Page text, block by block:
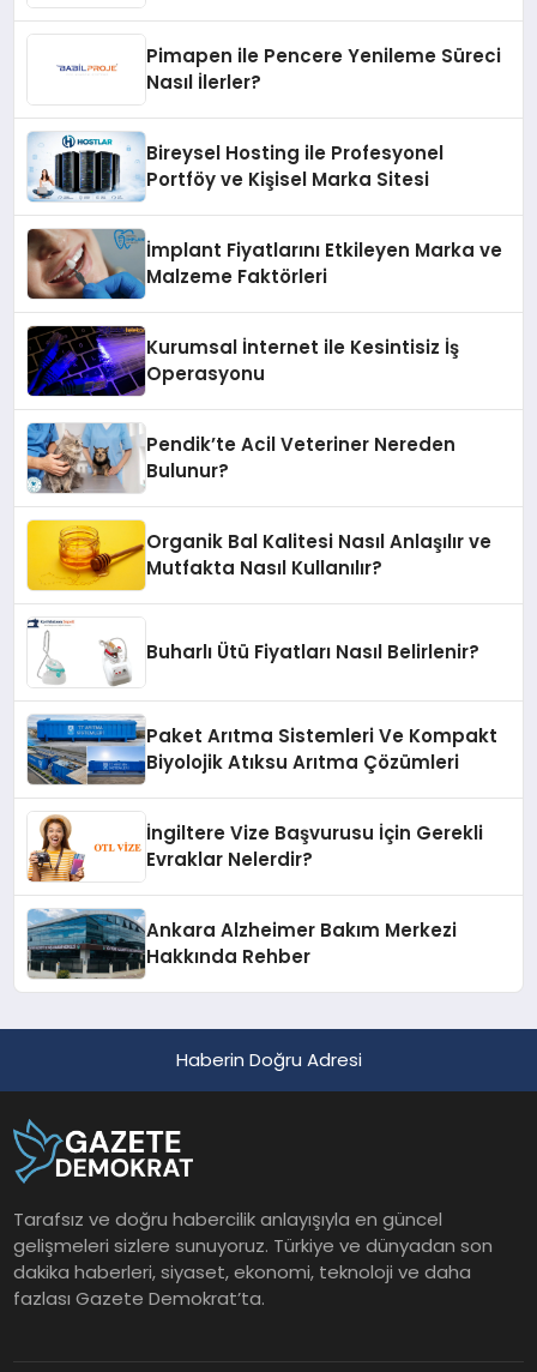
Pimapen ile Pencere Yenileme Süreci
Nasıl İlerler?
Bireysel Hosting ile Profesyonel
Portföy ve Kişisel Marka Sitesi
İmplant Fiyatlarını Etkileyen Marka ve
Malzeme Faktörleri
Kurumsal İnternet ile Kesintisiz İş
Operasyonu
Pendik’te Acil Veteriner Nereden
Bulunur?
Organik Bal Kalitesi Nasıl Anlaşılır ve
Mutfakta Nasıl Kullanılır?
Buharlı Ütü Fiyatları Nasıl Belirlenir?
Paket Arıtma Sistemleri Ve Kompakt
Biyolojik Atıksu Arıtma Çözümleri
İngiltere Vize Başvurusu İçin Gerekli
Evraklar Nelerdir?
Ankara Alzheimer Bakım Merkezi
Hakkında Rehber
Haberin Doğru Adresi
Tarafsız ve doğru habercilik anlayışıyla en güncel
gelişmeleri sizlere sunuyoruz. Türkiye ve dünyadan son
dakika haberleri, siyaset, ekonomi, teknoloji ve daha
fazlası Gazete Demokrat’ta.